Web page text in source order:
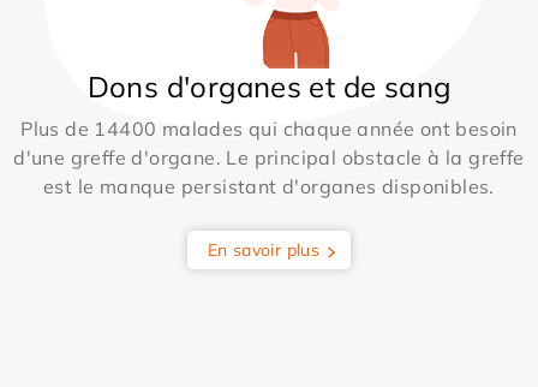
Dons d'organes et de sang
Plus de 14400 malades qui chaque année ont besoin
d'une greffe d'organe. Le principal obstacle à la greffe
est le manque persistant d'organes disponibles.
En savoir plus